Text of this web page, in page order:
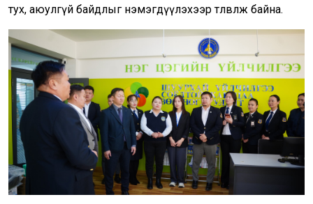
тух, аюулгүй байдлыг нэмэгдүүлэхээр төлөвлөж байна.